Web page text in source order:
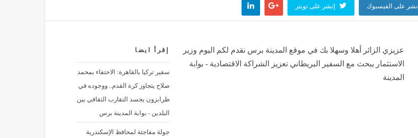
إنشر على الفيسبوك إنشر على تويتر
إقرأ ايضا
سفير تركيا بالقاهرة: الاحتفاء بمحمد
صلاح يتجاوز كرة القدم.. ووجوده في
طرابزون يجسد التقارب الثقافي بين
البلدين - بوابة المدينة برس
جولة مفاجئة لمحافظ الإسكندرية
عزيزي الزائر أهلا وسهلا بك في موقع المدينة برس نقدم لكم اليوم وزير
الاستثمار يبحث مع السفير البريطاني تعزيز الشراكة الاقتصادية - بوابة
المدينة